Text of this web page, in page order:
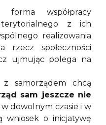
współpracy
z ich
realizowania
rzecz społeczności
ujmując polega na
samorządem chcą
sam jeszcze nie
dowolnym czasie i w
wniosek o inicjatywę